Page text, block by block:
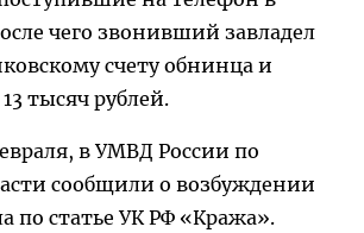
чего звонивший завладел
счету обнинца и
тысяч рублей.
в УМВД России по
сообщили о возбуждении
по статье УК РФ «Кража».